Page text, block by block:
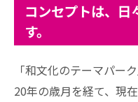
コンセプトは、日
す。
「和文化のテーマパー
20年の歳月を経て、現